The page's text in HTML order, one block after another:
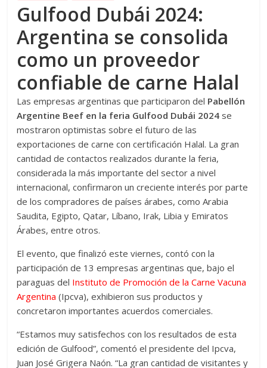
Gulfood Dubái 2024:
Argentina se consolida
como un proveedor
confiable de carne Halal
Las empresas argentinas que participaron del Pabellón
Argentine Beef en la feria Gulfood Dubái 2024 se
mostraron optimistas sobre el futuro de las
exportaciones de carne con certificación Halal. La gran
cantidad de contactos realizados durante la feria,
considerada la más importante del sector a nivel
internacional, confirmaron un creciente interés por parte
de los compradores de países árabes, como Arabia
Saudita, Egipto, Qatar, Líbano, Irak, Libia y Emiratos
Árabes, entre otros.
El evento, que finalizó este viernes, contó con la
participación de 13 empresas argentinas que, bajo el
paraguas del Instituto de Promoción de la Carne Vacuna
Argentina (Ipcva), exhibieron sus productos y
concretaron importantes acuerdos comerciales.
“Estamos muy satisfechos con los resultados de esta
edición de Gulfood”, comentó el presidente del Ipcva,
Juan José Grigera Naón. “La gran cantidad de visitantes y